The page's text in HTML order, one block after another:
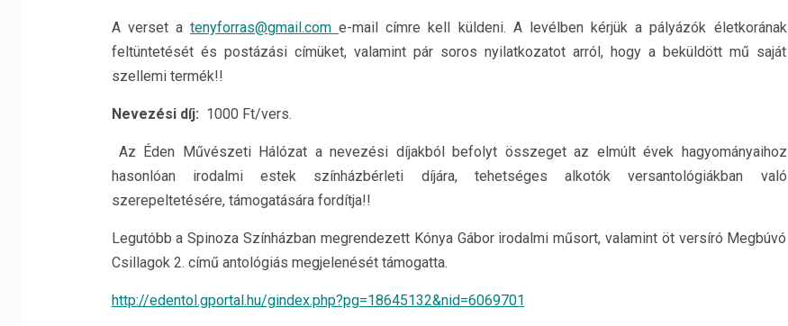
A verset a tenyforras@gmail.come-mail címre kell küldeni. A levélben kérjük a pályázók életkorának
feltüntetését és postázási címüket, valamint pár soros nyilatkozatot arról, hogy a beküldött mű saját
szellemi termék!!
Nevezési díj: 1000 Ft/vers.
Az Éden Művészeti Hálózat a nevezési díjakból befolyt összeget az elmúlt évek hagyományaihoz
hasonlóan irodalmi estek színházbérleti díjára, tehetséges alkotók versantológiákban való
szerepeltetésére, támogatására fordítja!!
Legutóbb a Spinoza Színházban megrendezett Kónya Gábor irodalmi műsort, valamint öt versíró Megbúvó
Csillagok 2. című antológiás megjelenését támogatta.
http://edentol.gportal.hu/gindex.php?pg=18645132&nid=6069701